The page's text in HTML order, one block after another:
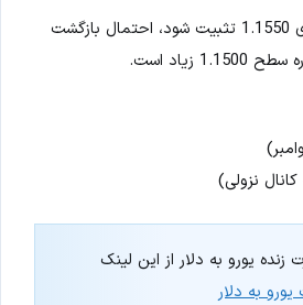
اما اگر قیمت نتواند بالای 1.1550 تثبیت شود، احتمال بازگشت
زیاد است.
یورو به دلار از این لینک
به دلار